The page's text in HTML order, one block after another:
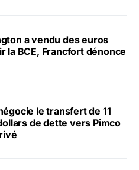
a vendu des euros
la BCE, Francfort dénonce
le transfert de 11
de dette vers Pimco